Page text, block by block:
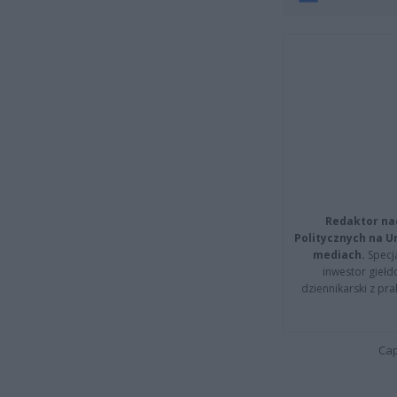
Redaktor
Politycznych na
mediach.
inwestor
dziennikarski z